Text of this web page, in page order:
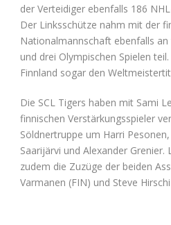
der Verteidiger ebenfalls 186
Der Linksschütze nahm mit der
Nationalmannschaft ebenfalls
und drei Olympischen Spielen
Finnland sogar den
Die SCL Tigers haben mit Sami
finnischen Verstärkungsspieler
Söldnertruppe um Harri Pesonen,
Saarijärvi und Alexander
zudem die Zuzüge der beiden
Varmanen (FIN) und Steve